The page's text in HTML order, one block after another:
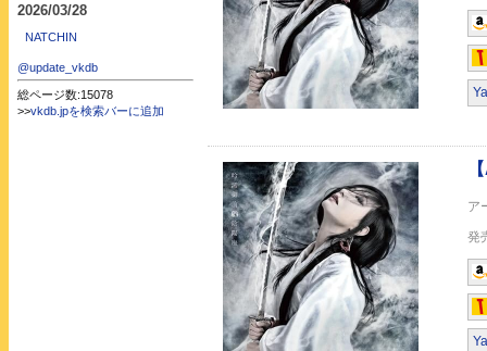
【外付け特典あり】
カラー・フォトブッ
堕ちる者、惡を纏う
2026/03/28
NATCHIN
@update_vkdb
総ページ数:15078
>>vkdb.jpを検索バーに追加